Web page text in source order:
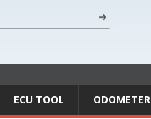
ECU TOOL ODOMETER